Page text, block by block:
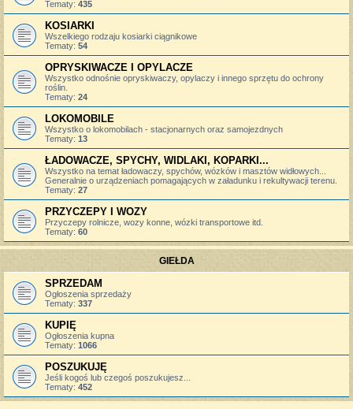
Tematy: 435
KOSIARKI
Wszelkiego rodzaju kosiarki ciągnikowe
Tematy: 54
OPRYSKIWACZE I OPYLACZE
Wszystko odnośnie opryskiwaczy, opylaczy i innego sprzętu do ochrony
roślin.
Tematy: 24
LOKOMOBILE
Wszystko o lokomobilach - stacjonarnych oraz samojezdnych
Tematy: 13
ŁADOWACZE, SPYCHY, WIDLAKI, KOPARKI...
Wszystko na temat ładowaczy, spychów, wózków i masztów widłowych...
Generalnie o urządzeniach pomagających w załadunku i rekultywacji terenu.
Tematy: 27
PRZYCZEPY I WOZY
Przyczepy rolnicze, wozy konne, wózki transportowe itd.
Tematy: 60
GIEŁDA
SPRZEDAM
Ogłoszenia sprzedaży
Tematy: 337
KUPIĘ
Ogłoszenia kupna
Tematy: 1066
POSZUKUJĘ
Jeśli kogoś lub czegoś poszukujesz...
Tematy: 452